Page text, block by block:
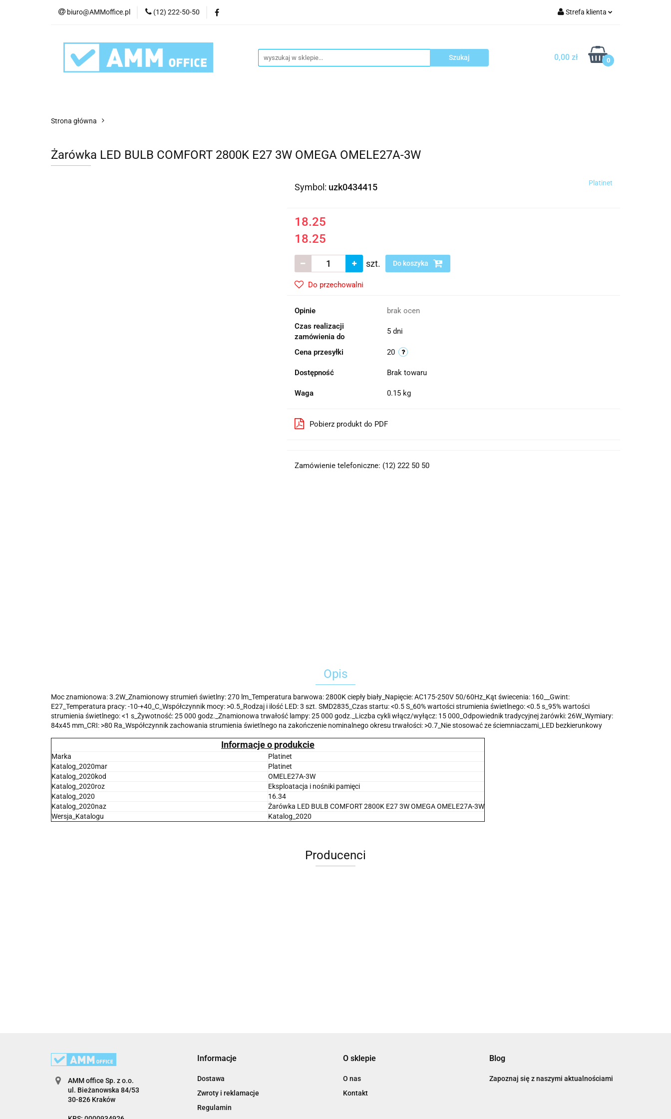
biuro@AMMoffice.pl (12) 222-50-50 Strefa klienta
Zarejestruj się
Dodaj zgłoszenie
0,00 zł 0
Kategorie Artykuły biurowe
Urządzenia i eksploatacja Blog Kontakt
Strona główna
Żarówka LED BULB COMFORT 2800K E27 3W OMEGA OMELE27A-3W
Symbol: uzk0434415 Platinet
18.25
18.25
szt. Do koszyka
Do przechowalni
Opinie
brak ocen
Czas realizacji
zamówienia do
5 dni
Cena przesyłki 20
Dostępność Brak towaru
Waga 0.15 kg
Pobierz produkt do PDF
Zamówienie telefoniczne: (12) 222 50 50
Opis
Moc znamionowa: 3.2W_Znamionowy strumień świetlny: 270 lm_Temperatura barwowa: 2800K ciepły biały_Napięcie: AC175-250V 50/60Hz_Kąt świecenia: 160__Gwint:
E27_Temperatura pracy: -10-+40_C_Współczynnik mocy: >0.5_Rodzaj i ilość LED: 3 szt. SMD2835_Czas startu: <0.5 S_60% wartości strumienia świetlnego: <0.5 s_95% wartości
strumienia świetlnego: <1 s_Żywotność: 25 000 godz._Znamionowa trwałość lampy: 25 000 godz._Liczba cykli włącz/wyłącz: 15 000_Odpowiednik tradycyjnej żarówki: 26W_Wymiary:
84x45 mm_CRI: >80 Ra_Współczynnik zachowania strumienia świetlnego na zakończenie nominalnego okresu trwałości: >0.7_Nie stosować ze ściemniaczami_LED bezkierunkowy
Informacje o produkcie
Marka
Platinet
Katalog_2020mar
Platinet
Katalog_2020kod
OMELE27A-3W
Katalog_2020roz
Eksploatacja i nośniki pamięci
Katalog_2020
16.34
Katalog_2020naz
Żarówka LED BULB COMFORT 2800K E27 3W OMEGA OMELE27A-3W
Wersja_Katalogu
Katalog_2020
Producenci
AMM office Sp. z o.o.
ul. Bieżanowska 84/53
30-826 Kraków
Informacje
Dostawa
Zwroty i reklamacje
Regulamin
O sklepie
O nas
Kontakt
Blog
Zapoznaj się z naszymi aktualnościami